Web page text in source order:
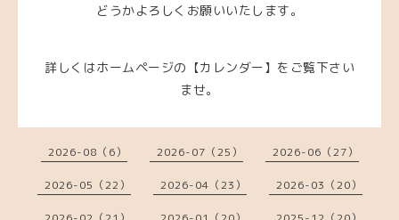
どうかよろしくお願いいたします。
詳しくはホームページの【カレンダー】をご覧下さい
ませ。
2026-08（6） 2026-07（25） 2026-06（27）
2026-05（22） 2026-04（23） 2026-03（20）